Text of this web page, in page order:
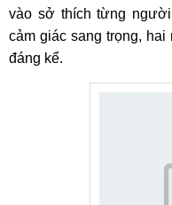
vào sở thích từng
cảm giác sang trọng,
đáng kể.